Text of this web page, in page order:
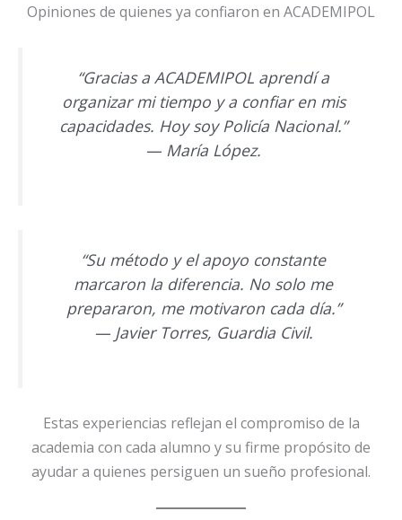
Opiniones de quienes ya confiaron en ACADEMIPOL
“Gracias a ACADEMIPOL aprendí a
organizar mi tiempo y a confiar en mis
capacidades. Hoy soy Policía Nacional.”
— María López.
“Su método y el apoyo constante
marcaron la diferencia. No solo me
prepararon, me motivaron cada día.”
— Javier Torres, Guardia Civil.
Estas experiencias reflejan el compromiso de la
academia con cada alumno y su firme propósito de
ayudar a quienes persiguen un sueño profesional.